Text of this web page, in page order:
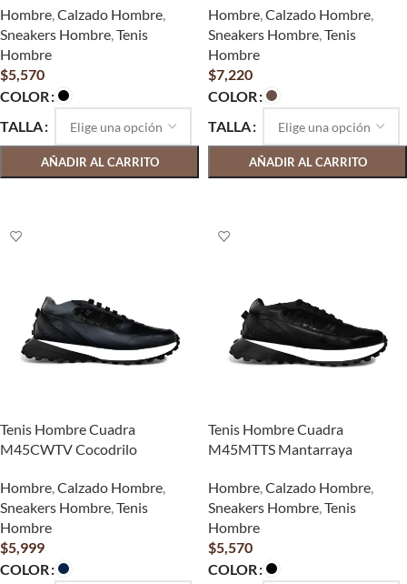
Hombre,Calzado Hombre,
Sneakers Hombre,Tenis
Hombre
$5,570
COLOR
TALLA
AÑADIR AL CARRITO
Hombre,Calzado Hombre,
Sneakers Hombre,Tenis
Hombre
$7,220
COLOR
TALLA
AÑADIR AL CARRITO
Tenis Hombre Cuadra
M45CWTV Cocodrilo
Hombre,Calzado Hombre,
Sneakers Hombre,Tenis
Hombre
$5,999
COLOR
Tenis Hombre Cuadra
M45MTTS Mantarraya
Hombre,Calzado Hombre,
Sneakers Hombre,Tenis
Hombre
$5,570
COLOR